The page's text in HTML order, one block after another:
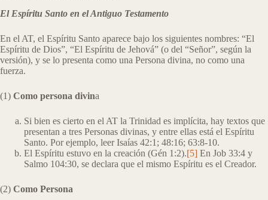
El Espíritu Santo en el Antiguo Testamento
En el AT, el Espíritu Santo aparece bajo los siguientes nombres: “El
Espíritu de Dios”, “El Espíritu de Jehová” (o del “Señor”, según la
versión), y se lo presenta como una Persona divina, no como una
fuerza.
(1) Como persona divina
Si bien es cierto en el AT la Trinidad es implícita, hay textos que
presentan a tres Personas divinas, y entre ellas está el Espíritu
Santo. Por ejemplo, leer Isaías 42:1; 48:16; 63:8-10.
El Espíritu estuvo en la creación (Gén 1:2).[5] En Job 33:4 y
Salmo 104:30, se declara que el mismo Espíritu es el Creador.
(2) Como Persona